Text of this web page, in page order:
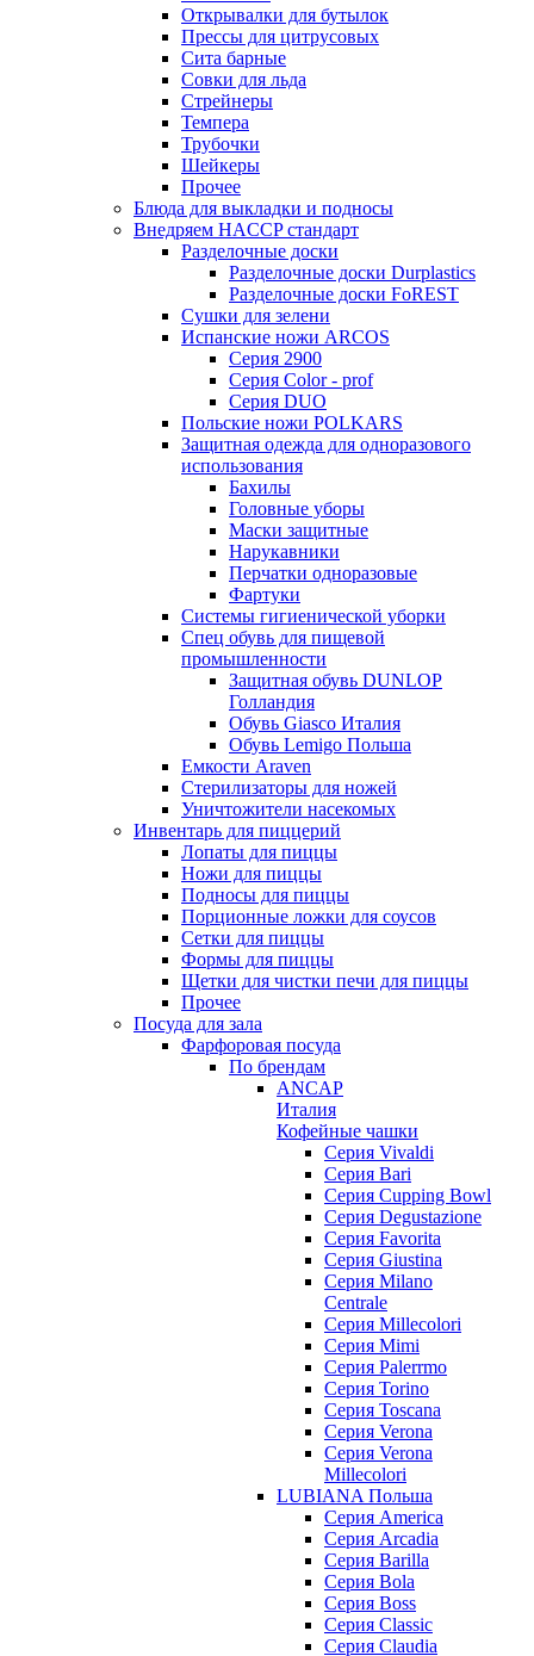
Открывалки для бутылок
Прессы для цитрусовых
Сита барные
Совки для льда
Стрейнеры
Темпера
Трубочки
Шейкеры
Прочее
Блюда для выкладки и подносы
Внедряем HACCP стандарт
Разделочные доски
Разделочные доски Durplastics
Разделочные доски FoREST
Сушки для зелени
Испанские ножи ARCOS
Серия 2900
Серия Color - prof
Серия DUO
Польские ножи POLKARS
Защитная одежда для одноразового
использования
Бахилы
Головные уборы
Маски защитные
Нарукавники
Перчатки одноразовые
Фартуки
Системы гигиенической уборки
Спец обувь для пищевой
промышленности
Защитная обувь DUNLOP
Голландия
Обувь Giasco Италия
Обувь Lemigo Польша
Емкости Araven
Стерилизаторы для ножей
Уничтожители насекомых
Инвентарь для пиццерий
Лопаты для пиццы
Ножи для пиццы
Подносы для пиццы
Порционные ложки для соусов
Сетки для пиццы
Формы для пиццы
Щетки для чистки печи для пиццы
Прочее
Посуда для зала
Фарфоровая посуда
По брендам
ANCAP
Италия
Кофейные чашки
Cерия Vivaldi
Серия Bari
Серия Cupping Bowl
Серия Degustazione
Серия Favorita
Серия Giustina
Серия Milano
Centrale
Серия Millecolori
Серия Mimi
Серия Palerrmo
Серия Torino
Серия Toscana
Серия Verona
Серия Verona
Millecolori
LUBIANA Польша
Серия America
Серия Arcadia
Серия Barilla
Серия Bola
Серия Boss
Серия Classic
Серия Claudia